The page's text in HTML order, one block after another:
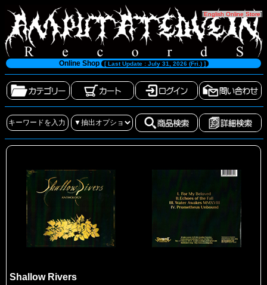
[English Online Store]
Online Shop [ Last Update : July 31, 2026 (Fri.) ]
Shallow Rivers